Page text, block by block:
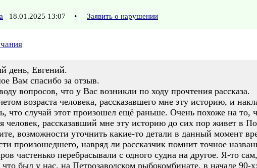
18.01.2025 13:07 • Заявить о нарушении
день, Евгений.
Вам спасибо за отзыв.
вопросов, что у Вас возникли по ходу прочтения рассказа.
возраста человека, рассказавшего мне эту историю, и
что случай этот произошел ещё раньше. Очень похоже на то,
человек, рассказавший мне эту историю до сих пор живет в
возможности уточнить какие-то детали в данный момент
произошедшего, навряд ли рассказчик помнит точное
частенько перебрасывали с одного судна на другое. Я-то
что был у нас, на Петрозаводском рыбокомбинате, в начале